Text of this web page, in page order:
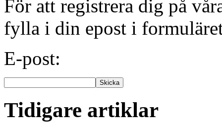
För att registrera dig på
fylla i din epost i
E-post:
Tidigare artiklar